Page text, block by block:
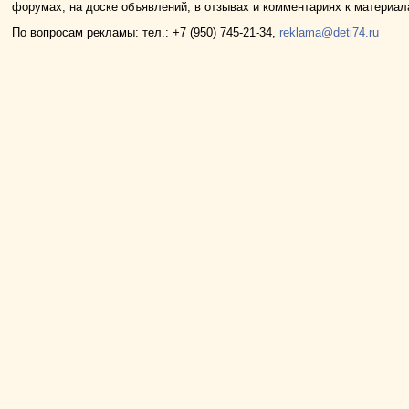
форумах, на доске объявлений, в отзывах и комментариях к
По вопросам рекламы: тел.: +7 (950) 745-21-34,reklama@deti74.ru